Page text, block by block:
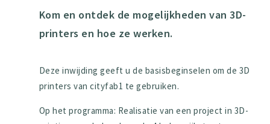
Kom en ontdek de mogelijkheden van 3D-
printers en hoe ze werken.
Deze inwijding geeft u de basisbeginselen om de 3D
printers van cityfab1 te gebruiken.
Op het programma: Realisatie van een project in 3D-